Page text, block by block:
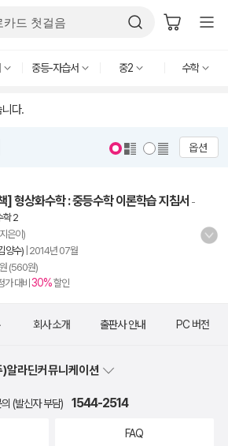
중등-자습서 중2 수학
다.
옵션
] 형상화수학 : 중등수학 이론학습 지침서 -
학 2
은이)
양수) 2014년 07월
원 (560원)
가 대비 30%할인
회사 소개 출판사 안내 PC 버전
)알라딘커뮤니케이션
(발신자 부담) 1544-2514
FAQ